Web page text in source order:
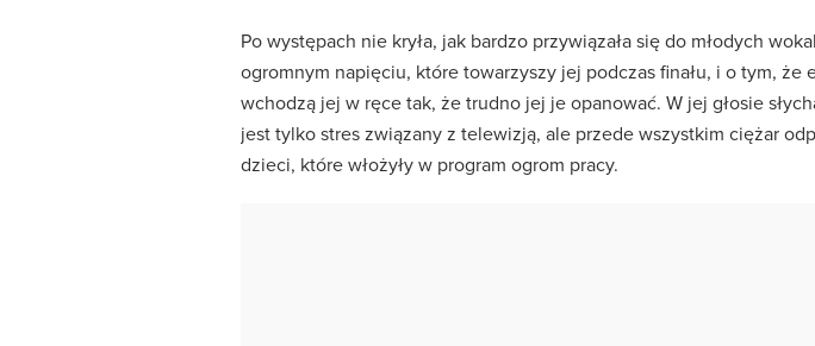
Po występach nie kryła, jak bardzo przywiązała się do młodych
ogromnym napięciu, które towarzyszy jej podczas finału, i o tym, że
wchodzą jej w ręce tak, że trudno jej je opanować. W jej głosie
jest tylko stres związany z telewizją, ale przede wszystkim ciężar
dzieci, które włożyły w program ogrom pracy.